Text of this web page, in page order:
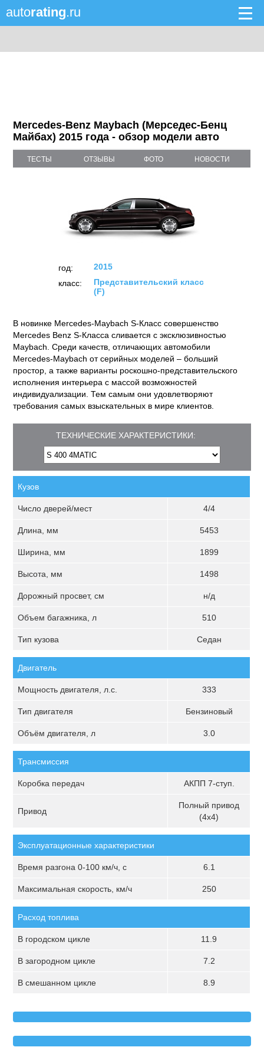
autorating.ru
Mercedes-Benz Maybach (Мерседес-Бенц
Майбах) 2015 года - обзор модели авто
ТЕСТЫ ОТЗЫВЫ ФОТО НОВОСТИ
год:
2015
класс:
Представительский класс
(F)
В новинке Mercedes-Maybach S-Класс совершенство
Mercedes Benz S-Класса сливается с эксклюзивностью
Maybach. Среди качеств, отличающих автомобили
Mercedes-Maybach от серийных моделей – больший
простор, а также варианты роскошно-представительского
исполнения интерьера с массой возможностей
индивидуализации. Тем самым они удовлетворяют
требования самых взыскательных в мире клиентов.
ТЕХНИЧЕСКИЕ ХАРАКТЕРИСТИКИ:
Кузов
Число дверей/мест 4/4
Длина, мм 5453
Ширина, мм 1899
Высота, мм 1498
Дорожный просвет, см н/д
Объем багажника, л 510
Тип кузова Седан
Двигатель
Мощность двигателя, л.с. 333
Тип двигателя Бензиновый
Объём двигателя, л 3.0
Трансмиссия
Коробка передач АКПП 7-ступ.
Привод
Полный привод
(4х4)
Эксплуатационные характеристики
Время разгона 0-100 км/ч, с 6.1
Максимальная скорость, км/ч 250
Расход топлива
В городском цикле 11.9
В загородном цикле 7.2
В смешанном цикле 8.9